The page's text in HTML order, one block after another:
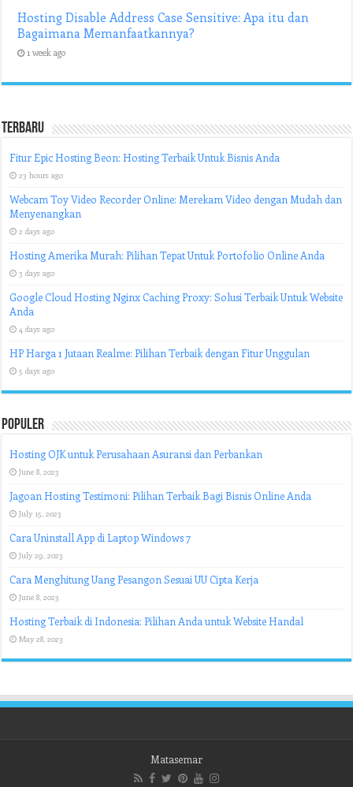
Hosting Disable Address Case Sensitive: Apa itu dan
Bagaimana Memanfaatkannya?
1 week ago
Terbaru
Fitur Epic Hosting Beon: Hosting Terbaik Untuk Bisnis Anda
23 hours ago
Webcam Toy Video Recorder Online: Merekam Video dengan Mudah dan
Menyenangkan
2 days ago
Hosting Amerika Murah: Pilihan Tepat Untuk Portofolio Online Anda
3 days ago
Google Cloud Hosting Nginx Caching Proxy: Solusi Terbaik Untuk Website
Anda
4 days ago
HP Harga 1 Jutaan Realme: Pilihan Terbaik dengan Fitur Unggulan
5 days ago
Populer
Hosting OJK untuk Perusahaan Asuransi dan Perbankan
June 8, 2023
Jagoan Hosting Testimoni: Pilihan Terbaik Bagi Bisnis Online Anda
July 15, 2023
Cara Uninstall App di Laptop Windows 7
July 29, 2023
Cara Menghitung Uang Pesangon Sesuai UU Cipta Kerja
June 8, 2023
Hosting Terbaik di Indonesia: Pilihan Anda untuk Website Handal
May 28, 2023
Matasemar